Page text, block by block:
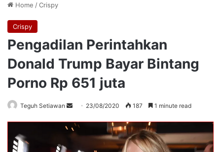
Home /Crispy
Crispy
Pengadilan Perintahkan
Donald Trump Bayar Bintang
Porno Rp 651 juta
Teguh Setiawan
Send
email
23/08/2020 187 1 minute read